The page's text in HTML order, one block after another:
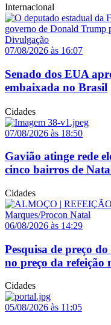
Internacional
07/08/2026 às 16:07
Senado dos EUA
embaixada no Brasil
Cidades
07/08/2026 às 18:50
Gavião atinge rede
cinco bairros de
Cidades
06/08/2026 às 14:29
Pesquisa de preço
no preço da refeição
Cidades
05/08/2026 às 11:05